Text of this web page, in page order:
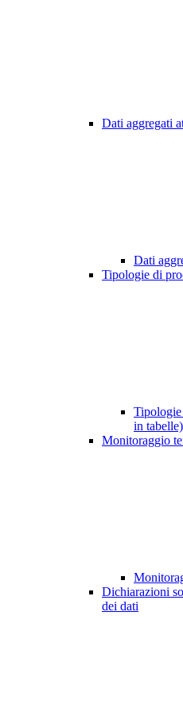
Dati aggregati
Dati
Tipologie di
in tabelle)
Monitoraggio
Dichiarazioni
dei dati